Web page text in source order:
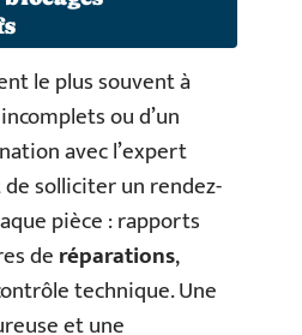
le plus souvent à
ou d’un
avec l’expert
solliciter un rendez-
pièce : rapports
deréparations,
technique. Une
et une